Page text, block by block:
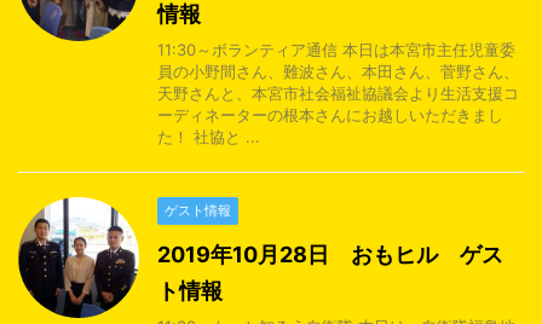
情報
11:30～ボランティア通信 本日は本宮市主任児童委
員の小野間さん、難波さん、本田さん、菅野さん、
天野さんと、本宮市社会福祉協議会より生活支援コ
ーディネーターの根本さんにお越しいただきまし
た！ 社協と ...
ゲスト情報
2019年10月28日 おもヒル ゲス
ト情報